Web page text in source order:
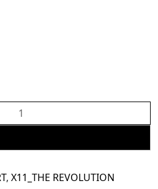
, X11_THE REVOLUTION